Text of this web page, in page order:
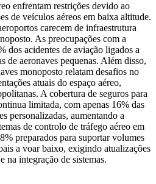
enfrentam restrições devido ao
de veículos aéreos em baixa altitude.
carecem de infraestrutura
As preocupações com a
dos acidentes de aviação ligados a
de aeronaves pequenas. Além disso,
monoposto relatam desafios no
atuais do espaço aéreo,
A cobertura de seguros para
limitada, com apenas 16% das
personalizadas, aumentando a
de controlo de tráfego aéreo em
preparados para suportar volumes
a voar baixo, exigindo atualizações
na integração de sistemas.